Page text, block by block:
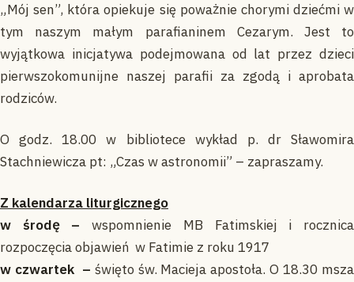
„Mój sen”, która opiekuje się poważnie chorymi dziećmi w
tym naszym małym parafianinem Cezarym. Jest to
wyjątkowa inicjatywa podejmowana od lat przez dzieci
pierwszokomunijne naszej parafii za zgodą i aprobata
rodziców.
O godz. 18.00 w bibliotece wykład p. dr Sławomira
Stachniewicza pt: „Czas w astronomii” – zapraszamy.
Z kalendarza liturgicznego
w środę –wspomnienie MB Fatimskiej i rocznica
rozpoczęcia objawień w Fatimie z roku 1917
w czwartek – święto św. Macieja apostoła. O 18.30 msza